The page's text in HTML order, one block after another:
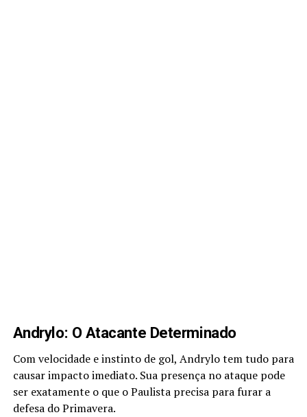
Andrylo: O Atacante Determinado
Com velocidade e instinto de gol, Andrylo tem tudo para
causar impacto imediato. Sua presença no ataque pode
ser exatamente o que o Paulista precisa para furar a
defesa do Primavera.